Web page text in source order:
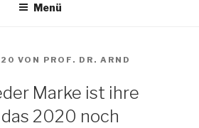
Menü
VON PROF. DR. ARND
Marke ist ihre
2020 noch